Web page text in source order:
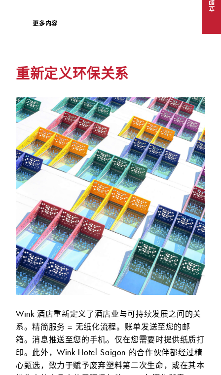
更多内容
重新定义环保关系
Wink 酒店重新定义了酒店业与可持续发展之间的关
系。精简服务 = 无纸化流程。账单发送至您的邮
箱。消息推送至您的手机。仅在您需要时提供纸质打
印。此外，Wink Hotel Saigon 的合作伙伴都经过精
心甄选，致力于赋予废弃塑料第二次生命，或在其本